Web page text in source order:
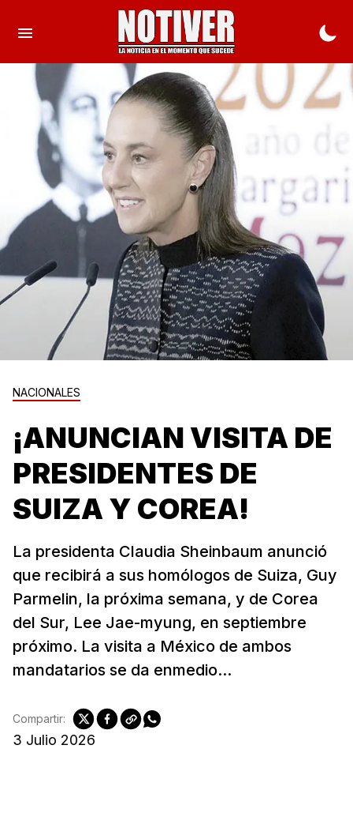
NACIONALES
¡ANUNCIAN VISITA DE
PRESIDENTES DE
SUIZA Y COREA!
La presidenta Claudia Sheinbaum anunció
que recibirá a sus homólogos de Suiza, Guy
Parmelin, la próxima semana, y de Corea
del Sur, Lee Jae-myung, en septiembre
próximo. La visita a México de ambos
mandatarios se da enmedio...
3 Julio 2026
Compartir: